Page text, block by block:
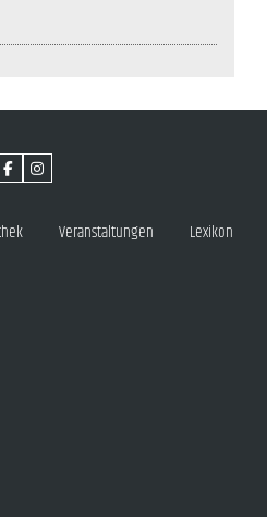
Veranstaltungen Lexikon